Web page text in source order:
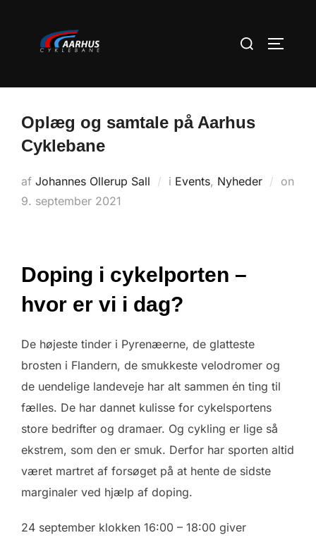
Søg
Oplæg og samtale på Aarhus
Cyklebane
af Johannes Ollerup Sall i Events, Nyheder
on
Udgivet
9. september 2021
Doping i cykelporten –
hvor er vi i dag?
De højeste tinder i Pyrenæerne, de glatteste
brosten i Flandern, de smukkeste velodromer og
de uendelige landeveje har alt sammen én ting til
fælles. De har dannet kulisse for cykelsportens
store bedrifter og dramaer. Og cykling er lige så
ekstrem, som den er smuk. Derfor har sporten altid
været martret af forsøget på at hente de sidste
marginaler ved hjælp af doping.
24 september klokken 16:00 – 18:00 giver